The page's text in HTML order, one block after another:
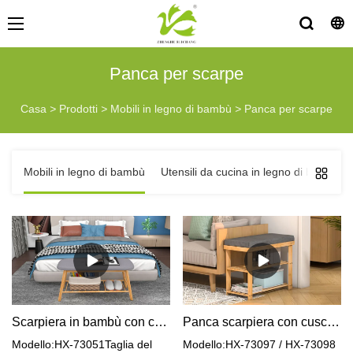
Panca per scarpe
Casa > Prodotti > Mobili in legno di bambù > Panca per scarpe
Mobili in legno di bambù Utensili da cucina in legno di bambù
Scarpiera in bambù con comodo cuscino
Modello:HX-73051Taglia del
Panca scarpiera con cuscino in spugna per corridoio
Modello:HX-73097 / HX-73098